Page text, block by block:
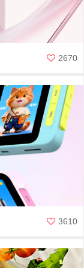
2670
3610